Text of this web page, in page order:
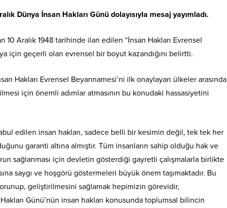
Dünya İnsan Hakları Günü dolayısıyla mesaj yayımladı.
Aralık 1948 tarihinde ilan edilen “İnsan Hakları Evrensel
için geçerli olan evrensel bir boyut kazandığını belirtti.
Hakları Evrensel Beyannamesi’ni ilk onaylayan ülkeler arasında
için önemli adımlar atmasının bu konudaki hassasiyetini
edilen insan hakları, sadece belli bir kesimin değil, tek tek her
garanti altına almıştır. Tüm insanların sahip olduğu hak ve
sağlanması için devletin gösterdiği gayretli çalışmalarla birlikte
saygı ve hoşgörü göstermeleri büyük önem taşımaktadır. Bu
geliştirilmesini sağlamak hepimizin görevidir,
Günü’nün insan hakları konusunda toplumsal bilincin